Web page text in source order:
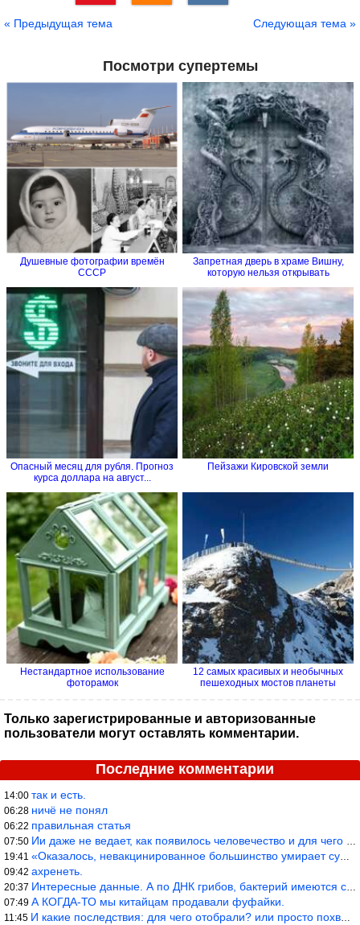
« Предыдущая тема Следующая тема »
Посмотри супертемы
Душевные фотографии времён
СССР
Запретная дверь в храме Вишну,
которую нельзя открывать
Опасный месяц для рубля. Прогноз
курса доллара на август...
Пейзажи Кировской земли
Нестандартное использование
фоторамок
12 самых красивых и необычных
пешеходных мостов планеты
Только зарегистрированные и авторизованные
пользователи могут оставлять комментарии.
Последние комментарии
14:00 так и есть.
06:28 ничё не понял
06:22 правильная статья
07:50 Ии даже не ведает, как появилось человечество и для чего оно сущ
19:41 «Оказалось, невакцинированное большинство умирает существенно ча
09:42 ахренеть.
20:37 Интересные данные. А по ДНК грибов, бактерий имеются сведения из
07:49 А КОГДА-ТО мы китайцам продавали фуфайки.
11:45 И какие последствия: для чего отобрали? или просто похвастались.